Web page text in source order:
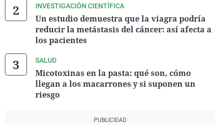
INVESTIGACIÓN CIENTÍFICA
Un estudio demuestra que la viagra podría
reducir la metástasis del cáncer: así afecta a
los pacientes
SALUD
Micotoxinas en la pasta: qué son, cómo
llegan a los macarrones y si suponen un
riesgo